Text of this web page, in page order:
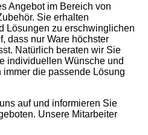
Angebot im Bereich von
Sie erhalten
Lösungen zu erschwinglichen
dass nur Ware höchster
Natürlich beraten wir Sie
individuellen Wünsche und
die passende Lösung
auf und informieren Sie
Unsere Mitarbeiter